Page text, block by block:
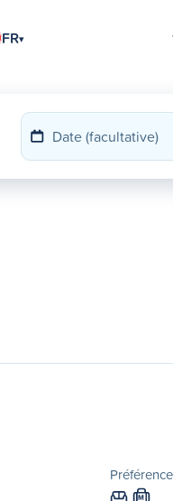
FR▾
M